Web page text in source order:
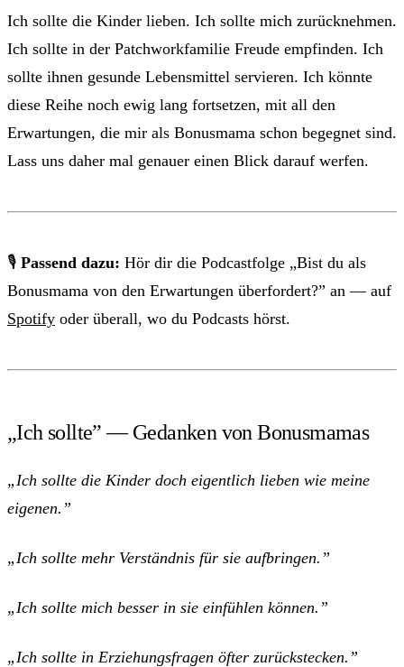
Ich sollte die Kinder lieben. Ich sollte mich zurücknehmen.
Ich sollte in der Patchworkfamilie Freude empfinden. Ich
sollte ihnen gesunde Lebensmittel servieren. Ich könnte
diese Reihe noch ewig lang fortsetzen, mit all den
Erwartungen, die mir als Bonusmama schon begegnet sind.
Lass uns daher mal genauer einen Blick darauf werfen.
🎙 Passend dazu: Hör dir die Podcastfolge „Bist du als
Bonusmama von den Erwartungen überfordert?” an — auf
Spotify oder überall, wo du Podcasts hörst.
„Ich sollte” — Gedanken von Bonusmamas
„Ich sollte die Kinder doch eigentlich lieben wie meine
eigenen.”
„Ich sollte mehr Verständnis für sie aufbringen.”
„Ich sollte mich besser in sie einfühlen können.”
„Ich sollte in Erziehungsfragen öfter zurückstecken.”